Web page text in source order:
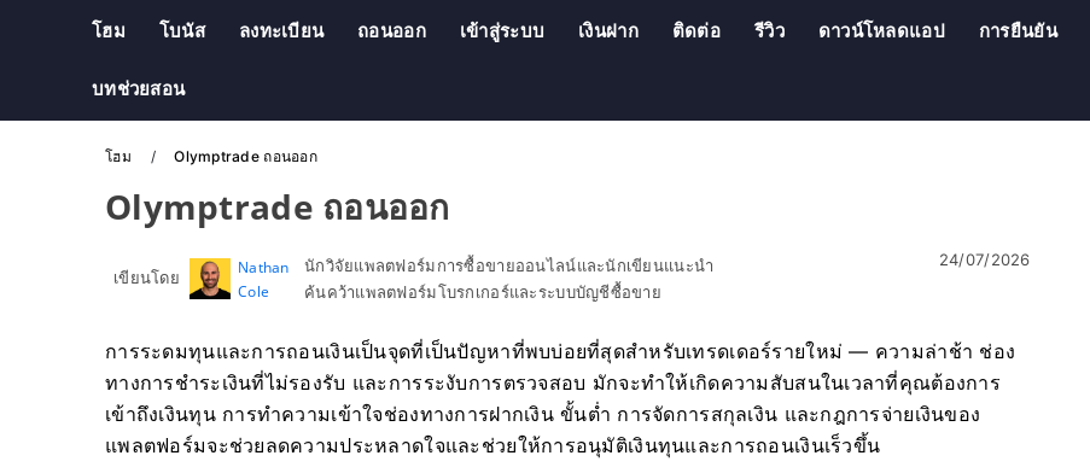
โฮม โบนัส ลงทะเบียน ถอนออก เข้าสู่ระบบ เงินฝาก ติดต่อ รีวิว ดาวน์โหลดแอป การยืนยัน
บทช่วยสอน
โฮม Olymptrade ถอนออก
Olymptrade ถอนออก
เขียนโดย
Nathan
Cole
นักวิจัยแพลตฟอร์มการซื้อขายออนไลน์และนักเขียนแนะนำ
ค้นคว้าแพลตฟอร์มโบรกเกอร์และระบบบัญชีซื้อขาย
24/07/2026
การระดมทุนและการถอนเงินเป็นจุดที่เป็นปัญหาที่พบบ่อยที่สุดสำหรับเทรดเดอร์รายใหม่ — ความล่าช้า ช่อง
ทางการชำระเงินที่ไม่รองรับ และการระงับการตรวจสอบ มักจะทำให้เกิดความสับสนในเวลาที่คุณต้องการ
เข้าถึงเงินทุน การทำความเข้าใจช่องทางการฝากเงิน ขั้นต่ำ การจัดการสกุลเงิน และกฎการจ่ายเงินของ
แพลตฟอร์มจะช่วยลดความประหลาดใจและช่วยให้การอนุมัติเงินทุนและการถอนเงินเร็วขึ้น